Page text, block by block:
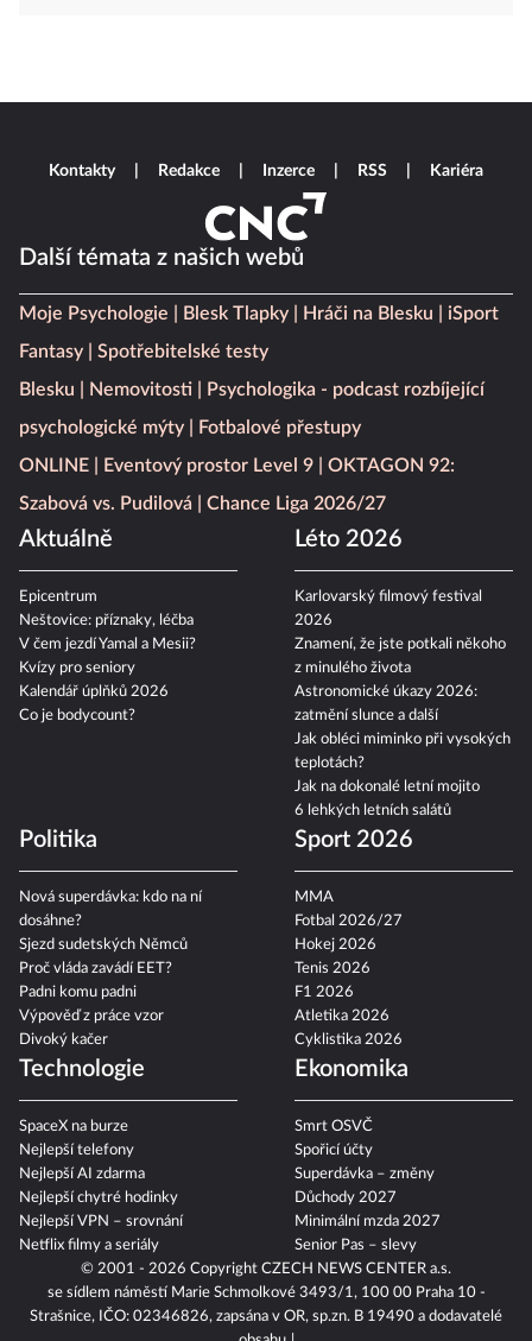
Další témata z našich webů
Moje Psychologie Blesk Tlapky Hráči na Blesku
iSport
Fantasy
Spotřebitelské testy
Blesku
Nemovitosti
Psychologika - podcast rozbíjející
psychologické mýty
Fotbalové přestupy
ONLINE
Eventový prostor Level 9
OKTAGON 92:
Szabová vs. Pudilová
Chance Liga 2026/27
Aktuálně
Epicentrum
Neštovice: příznaky, léčba
V čem jezdí Yamal a Mesii?
Kvízy pro seniory
Kalendář úplňků 2026
Co je bodycount?
Léto 2026
Karlovarský filmový festival
2026
Znamení, že jste potkali někoho
z minulého života
Astronomické úkazy 2026:
zatmění slunce a další
Jak obléci miminko při vysokých
teplotách?
Jak na dokonalé letní mojito
6 lehkých letních salátů
Politika
Nová superdávka: kdo na ní
dosáhne?
Sjezd sudetských Němců
Proč vláda zavádí EET?
Padni komu padni
Výpověď z práce vzor
Divoký kačer
Sport 2026
MMA
Fotbal 2026/27
Hokej 2026
Tenis 2026
F1 2026
Atletika 2026
Cyklistika 2026
Technologie
SpaceX na burze
Nejlepší telefony
Nejlepší AI zdarma
Nejlepší chytré hodinky
Nejlepší VPN – srovnání
Netflix filmy a seriály
Ekonomika
Smrt OSVČ
Spořicí účty
Superdávka – změny
Důchody 2027
Minimální mzda 2027
Senior Pas – slevy
Kontakty Redakce Inzerce RSS Kariéra
© 2001 - 2026 Copyright CZECH NEWS CENTER a.s.
se sídlem náměstí Marie Schmolkové 3493/1, 100 00 Praha 10 -
Strašnice, IČO: 02346826, zapsána v OR, sp.zn. B 19490 a dodavatelé